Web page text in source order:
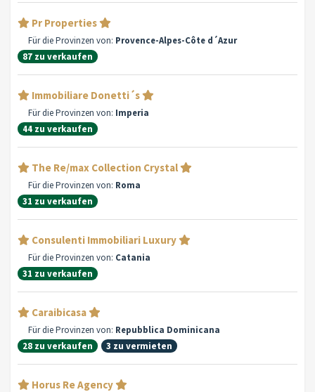
Pr Properties
Für die Provinzen von: Provence-Alpes-Côte d´Azur
87 zu verkaufen
Immobiliare Donetti´s
Für die Provinzen von: Imperia
44 zu verkaufen
The Re/max Collection Crystal
Für die Provinzen von: Roma
31 zu verkaufen
Consulenti Immobiliari Luxury
Für die Provinzen von: Catania
31 zu verkaufen
Caraibicasa
Für die Provinzen von: Repubblica Dominicana
28 zu verkaufen
3 zu vermieten
Horus Re Agency